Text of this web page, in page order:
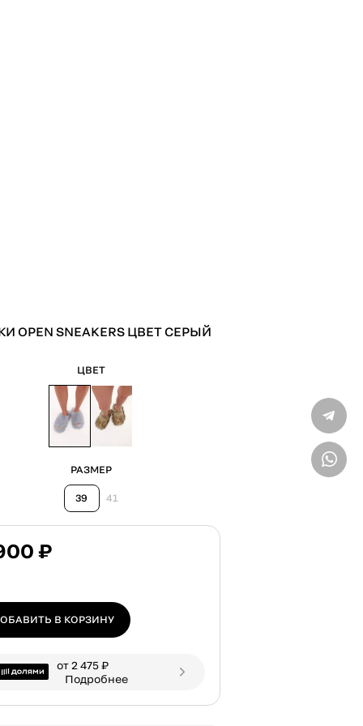
OPEN SNEAKERS ЦВЕТ СЕРЫЙ
ЦВЕТ
РАЗМЕР
39 41
₽
В КОРЗИНУ
от 2 475 ₽
Подробнее
ВВЕДИТЕ ТЕЛЕФОН